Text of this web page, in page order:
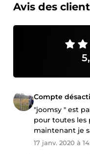
Avis des
Compte
"joomsy " est
pour toutes les
maintenant je
17 janv. 2020 à